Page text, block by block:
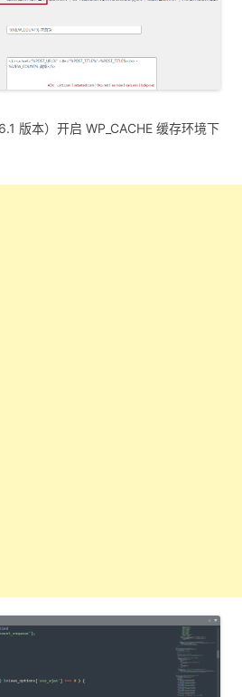
版本）开启 WP_CACHE 缓存环境下